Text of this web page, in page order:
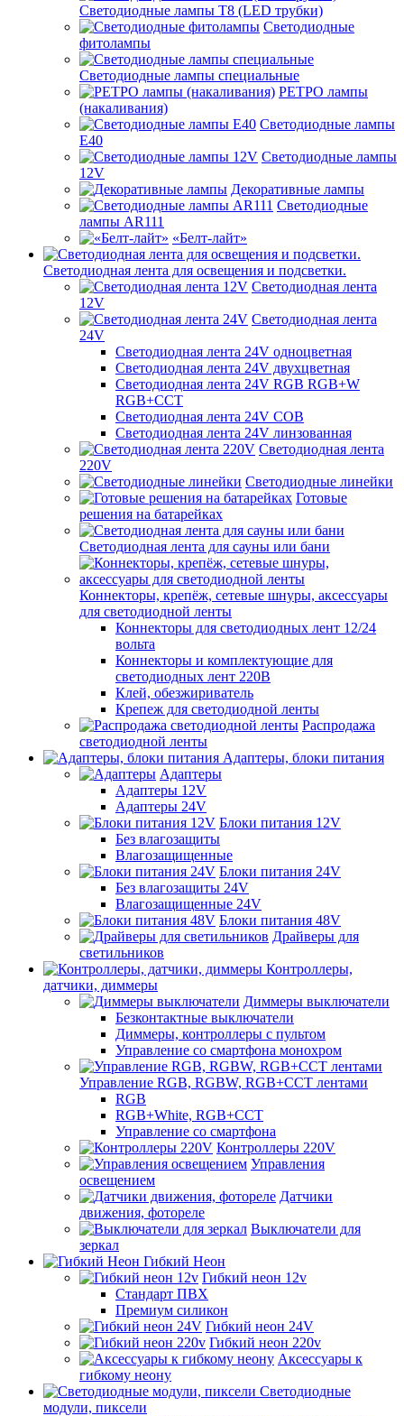
Светодиодные лампы Т8 (LED трубки)
Светодиодные
фитолампы
Светодиодные лампы специальные
РЕТРО лампы
(накаливания)
Светодиодные лампы
E40
Светодиодные лампы
12V
Декоративные лампы
Светодиодные
лампы AR111
«Белт-лайт»
Светодиодная лента для освещения и подсветки.
Светодиодная лента
12V
Светодиодная лента
24V
Светодиодная лента 24V одноцветная
Светодиодная лента 24V двухцветная
Светодиодная лента 24V RGB RGB+W
RGB+CCT
Светодиодная лента 24V COB
Светодиодная лента 24V линзованная
Светодиодная лента
220V
Светодиодные линейки
Готовые
решения на батарейках
Светодиодная лента для сауны или бани
Коннекторы, крепёж, сетевые шнуры, аксессуары
для светодиодной ленты
Коннекторы для светодиодных лент 12/24
вольта
Коннекторы и комплектующие для
светодиодных лент 220В
Клей, обезжириватель
Крепеж для светодиодной ленты
Распродажа
светодиодной ленты
Адаптеры, блоки питания
Адаптеры
Адаптеры 12V
Адаптеры 24V
Блоки питания 12V
Без влагозащиты
Влагозащищенные
Блоки питания 24V
Без влагозащиты 24V
Влагозащищенные 24V
Блоки питания 48V
Драйверы для
светильников
Контроллеры,
датчики, диммеры
Диммеры выключатели
Безконтактные выключатели
Диммеры, контроллеры с пультом
Управление со смартфона монохром
Управление RGB, RGBW, RGB+CCT лентами
RGB
RGB+White, RGB+CCT
Управление со смартфона
Контроллеры 220V
Управления
освещением
Датчики
движения, фотореле
Выключатели для
зеркал
Гибкий Неон
Гибкий неон 12v
Стандарт ПВХ
Премиум силикон
Гибкий неон 24V
Гибкий неон 220v
Аксессуары к
гибкому неону
Светодиодные
модули, пиксели